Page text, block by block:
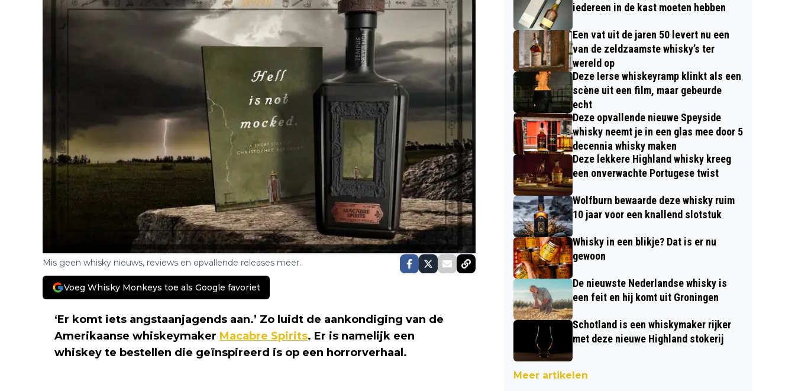
Mis geen whisky nieuws, reviews en opvallende releases meer.
Voeg Whisky Monkeys toe als Google favoriet
‘Er komt iets angstaanjagends aan.’ Zo luidt de aankondiging van de
Amerikaanse whiskeymaker Macabre Spirits. Er is namelijk een
whiskey te bestellen die geïnspireerd is op een horrorverhaal.
iedereen in de kast moeten hebben
Een vat uit de jaren 50 levert nu een
van de zeldzaamste whisky’s ter
wereld op
Deze Ierse whiskeyramp klinkt als een
scène uit een film, maar gebeurde
echt
Deze opvallende nieuwe Speyside
whisky neemt je in een glas mee door 5
decennia whisky maken
Deze lekkere Highland whisky kreeg
een onverwachte Portugese twist
Wolfburn bewaarde deze whisky ruim
10 jaar voor een knallend slotstuk
Whisky in een blikje? Dat is er nu
gewoon
De nieuwste Nederlandse whisky is
een feit en hij komt uit Groningen
Schotland is een whiskymaker rijker
met deze nieuwe Highland stokerij
Meer artikelen